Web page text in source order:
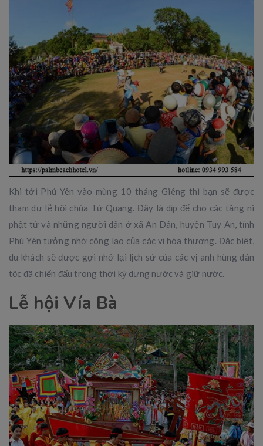
Khi tới Phú Yên vào mùng 10 tháng Giêng thì bạn sẽ được
tham dự lễ hội chùa Từ Quang. Đây là dịp để cho các tăng ni
phật tử và những người dân ở xã An Dân, huyện Tuy An, tỉnh
Phú Yên tưởng nhớ công lao của các vị hòa thượng. Đặc biệt,
du khách sẽ được gợi nhớ lại lịch sử của các vị anh hùng dân
tộc đã chiến đấu trong thời kỳ dựng nước và giữ nước.
Lễ hội Vía Bà